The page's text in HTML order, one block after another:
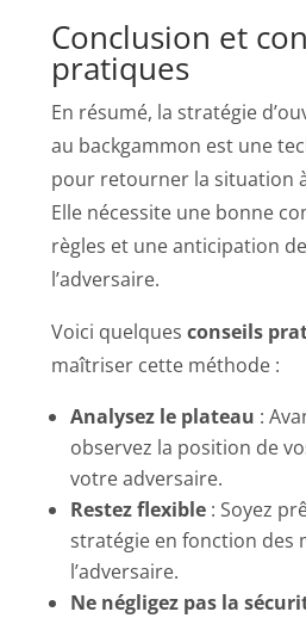
Conclusion et
pratiques
En résumé, la stratégie
au backgammon est une
pour retourner la situation
Elle nécessite une bonne
règles et une anticipation
l’adversaire.
Voici quelquesconseils
maîtriser cette méthode :
Analysez le plateau :
observez la position de
votre adversaire.
Restez flexible : Soyez
stratégie en fonction des
l’adversaire.
Ne négligez pas la